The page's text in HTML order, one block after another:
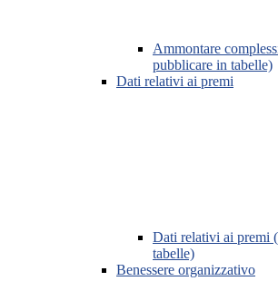
Ammontare
pubblicare in tabelle)
Dati relativi ai premi
Dati relativi ai premi
tabelle)
Benessere organizzativo